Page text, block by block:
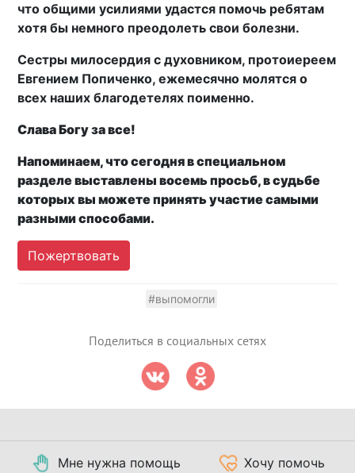
что общими усилиями удастся помочь ребятам
хотя бы немного преодолеть свои болезни.
Сестры милосердия с духовником, протоиереем
Евгением Попиченко, ежемесячно молятся о
всех наших благодетелях поименно.
Слава Богу за все!
Напоминаем, что сегодня в специальном
разделе выставлены восемь просьб, в судьбе
которых вы можете принять участие самыми
разными способами.
Пожертвовать
#выпомогли
Поделиться в социальных сетях
Мне нужна помощь Хочу помочь